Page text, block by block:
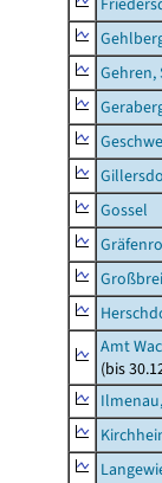
Gehren,
Gossel
Amt
(bis